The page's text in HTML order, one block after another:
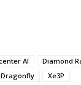
AI Diamond
Xe3P